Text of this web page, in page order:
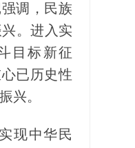
调，民族
。进入实
目标新征
已历史性
兴。
现中华民